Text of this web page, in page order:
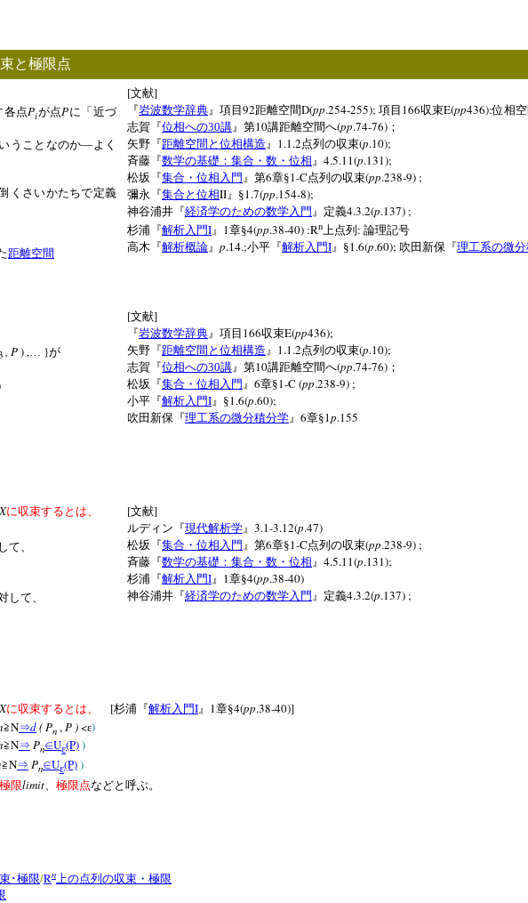
束と極限点
各点Piが点Pに「近づ
うことなのか―よく
くさいかたちで定義
[文献]
『岩波数学辞典』項目 92距離空間D(pp.254-255); 項目 166収束E(pp436):位相
志賀『位相への30講』第10講距離空間へ(pp.74-76) ；
矢野『距離空間と位相構造』 1.1.2点列の収束(p.10);
斉藤『数学の基礎：集合・数・位相』 4.5.11(p.131);
松坂『集合・位相入門 』第6章§1-C点列の収束(pp.238-9) ;
彌永『集合と位相II』§1.7(pp.154-8);
神谷浦井『経済学のための数学入門 』定義4.3.2(p.137) ;
杉浦『解析入門I』 1章§4(pp.38-40) :Rn上点列 : 論理記号
高木『解析概論』 p.14.;小平『解析入門I』§1.6(p.60); 吹田新保『理工系の微
距離空間
, P) , }が
[文献]
『岩波数学辞典』項目 166収束E(pp436);
矢野『距離空間と位相構造』 1.1.2点列の収束(p.10);
志賀『位相への30講』第10講距離空間へ(pp.74-76) ；
松坂『集合・位相入門 』 6章§1-C (pp.238-9) ;
小平『解析入門I』§1.6(p.60);
吹田新保『理工系の微分積分学』 6章§1p.155
Xに収束するとは、
て、
して、
[文献]
ルディン『現代解析学』 3.1-3.12(p.47)
松坂『集合・位相入門 』第6章§1-C点列の収束(pp.238-9) ;
斉藤『数学の基礎：集合・数・位相』 4.5.11(p.131);
杉浦『解析入門I』 1章§4(pp.38-40)
神谷浦井『経済学のための数学入門 』定義4.3.2(p.137) ;
Xに収束するとは、 [杉浦『解析入門I』 1章§4(pp.38-40)]
≧N⇒d( Pn , P ) <ε)
≧N⇒ Pn∈Uε(P))
≧N⇒ Pn∈Uε(P))
極限limit 極限点などと呼ぶ。
･極限/Rn上の点列の収束・極限